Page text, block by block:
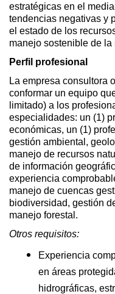
estratégicas en el
tendencias negativas y
el estado de los
manejo sostenible de la
Perfil profesional
La empresa consultora
conformar un equipo
limitado) a los
especialidades: un (1)
económicas, un (1)
gestión ambiental,
manejo de recursos
de información
experiencia
manejo de cuencas
biodiversidad, gestión
manejo forestal.
Otros requisitos:
Experiencia
en áreas
hidrográficas,